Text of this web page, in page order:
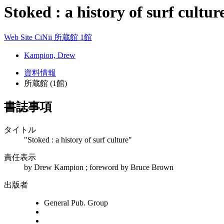
Stoked : a history of surf
Web Site CiNii 所蔵館 1館
Kampion, Drew
資料情報
所蔵館 (1館)
書誌事項
タイトル
"Stoked : a history of surf culture"
責任表示
by Drew Kampion ; foreword by Bruce Brown
出版者
General Pub. Group